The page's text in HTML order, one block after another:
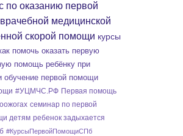
по оказанию первой
медицинской
скорой помощи курсы
помочь оказать первую
помощь ребёнку при
обучение первой помощи
#УЦМЧС.РФ Первая помощь
семинар по первой
детям ребенок задыхается
#КурсыПервойПомощиСПб